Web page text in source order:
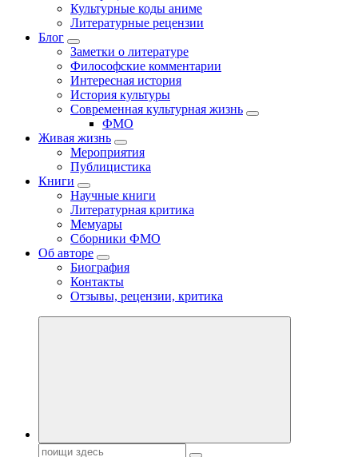
Культурные коды аниме
Литературные рецензии
Блог
Заметки о литературе
Философские комментарии
Интересная история
История культуры
Современная культурная жизнь
ФМО
Живая жизнь
Мероприятия
Публицистика
Книги
Научные книги
Литературная критика
Мемуары
Сборники ФМО
Об авторе
Биография
Контакты
Отзывы, рецензии, критика
Поиск: